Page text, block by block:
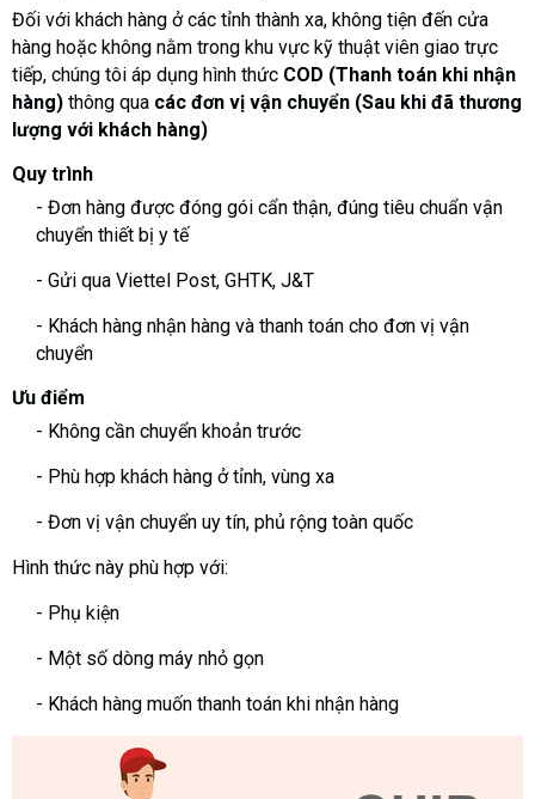
Đối với khách hàng ở các tỉnh thành xa, không tiện đến cửa
hàng hoặc không nằm trong khu vực kỹ thuật viên giao trực
tiếp, chúng tôi áp dụng hình thức COD (Thanh toán khi nhận
hàng) thông qua các đơn vị vận chuyển (Sau khi đã thương
lượng với khách hàng)
Quy trình
- Đơn hàng được đóng gói cẩn thận, đúng tiêu chuẩn vận
chuyển thiết bị y tế
- Gửi qua Viettel Post, GHTK, J&T
- Khách hàng nhận hàng và thanh toán cho đơn vị vận
chuyển
Ưu điểm
- Không cần chuyển khoản trước
- Phù hợp khách hàng ở tỉnh, vùng xa
- Đơn vị vận chuyển uy tín, phủ rộng toàn quốc
Hình thức này phù hợp với:
- Phụ kiện
- Một số dòng máy nhỏ gọn
- Khách hàng muốn thanh toán khi nhận hàng